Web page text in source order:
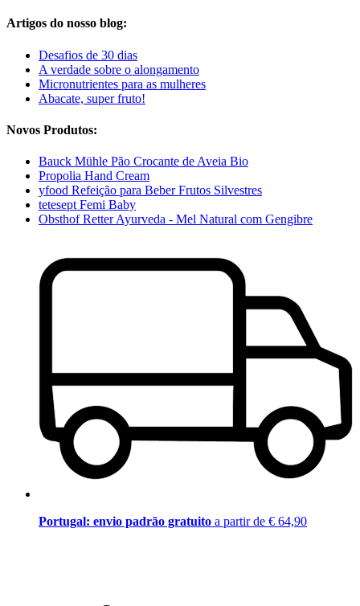
Artigos do nosso blog:
Desafios de 30 dias
A verdade sobre o alongamento
Micronutrientes para as mulheres
Abacate, super fruto!
Novos Produtos:
Bauck Mühle Pão Crocante de Aveia Bio
Propolia Hand Cream
yfood Refeição para Beber Frutos Silvestres
tetesept Femi Baby
Obsthof Retter Ayurveda - Mel Natural com Gengibre
Portugal: envio padrão gratuito a partir de € 64,90